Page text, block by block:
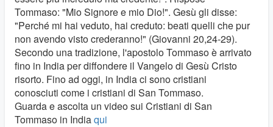
Tommaso: "Mio Signore e mio Dio!". Gesù gli disse:
"Perché mi hai veduto, hai creduto: beati quelli che pur
non avendo visto crederanno!" (Giovanni 20,24-29).
Secondo una tradizione, l'apostolo Tommaso è arrivato
fino in India per diffondere il Vangelo di Gesù Cristo
risorto. Fino ad oggi, in India ci sono cristiani
conosciuti come i cristiani di San Tommaso.
Guarda e ascolta un video sui Cristiani di San
Tommaso in Indiaqui